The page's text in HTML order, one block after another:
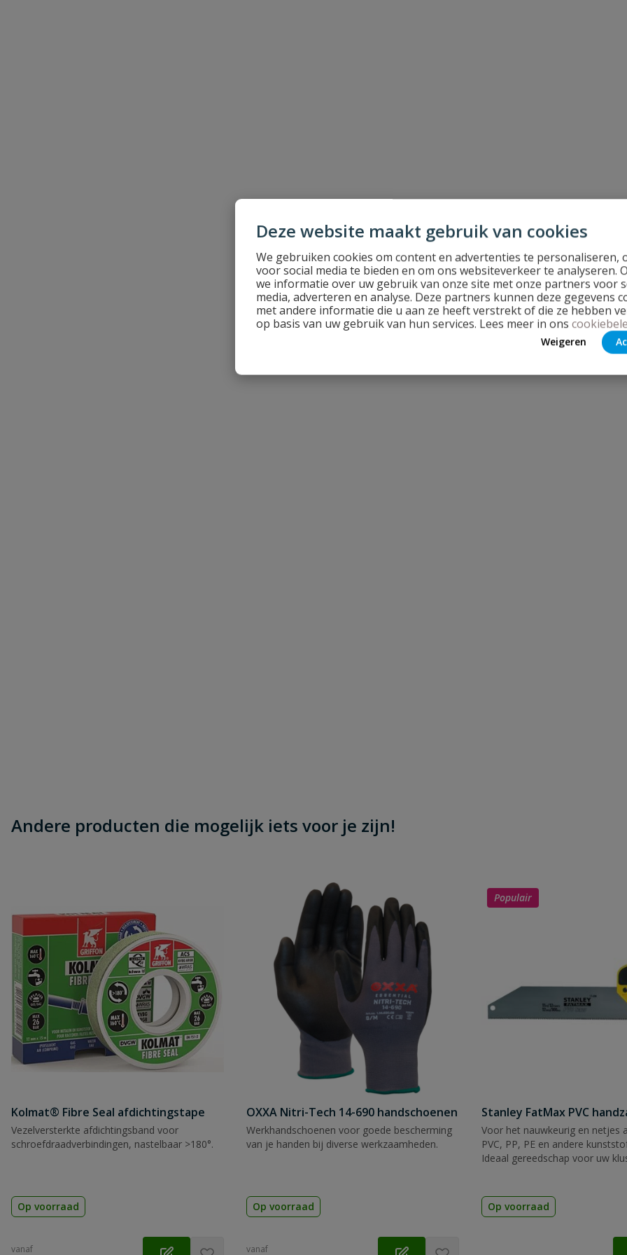
Deze website maakt gebruik van cookies
We gebruiken cookies om content en advertenties te personaliseren,
voor social media te bieden en om ons websiteverkeer te analyseren.
we informatie over uw gebruik van onze site met onze partners voor
media, adverteren en analyse. Deze partners kunnen deze gegevens
met andere informatie die u aan ze heeft verstrekt of die ze hebben
op basis van uw gebruik van hun services. Lees meer in ons
Weigeren
Andere producten die mogelijk iets voor je zijn!
Kolmat® Fibre Seal afdichtingstape
Vezelversterkte afdichtingsband voor
schroefdraadverbindingen, nastelbaar >180°.
Op voorraad
vanaf
OXXA Nitri-Tech 14-690 handschoenen
Werkhandschoenen voor goede bescherming
van je handen bij diverse werkzaamheden.
Op voorraad
vanaf
Populair
Stanley FatMax PVC
Voor het nauwkeurig en netjes
PVC, PP, PE en andere
Ideaal gereedschap voor uw
Op voorraad